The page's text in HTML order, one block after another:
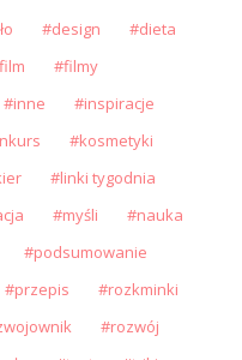
design
dieta
film
filmy
inne
inspiracje
kosmetyki
linki tygodnia
myśli
nauka
podsumowanie
przepis
rozkminki
rozwój